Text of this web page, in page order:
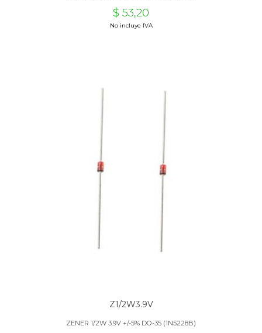
$ 53,20
No incluye IVA
Z1/2W3.9V
ZENER 1/2W 3.9V +/-5% DO-35 (1N5228B)